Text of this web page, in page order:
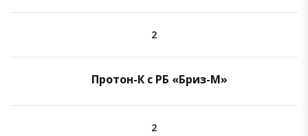
2
Протон-К с РБ «Бриз-М»
2